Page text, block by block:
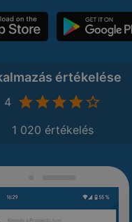
értékelése
4
1 020 értékelés